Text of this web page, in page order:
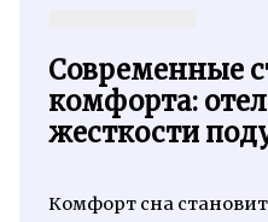
Современные
комфорта:
жесткости
Комфорт сна